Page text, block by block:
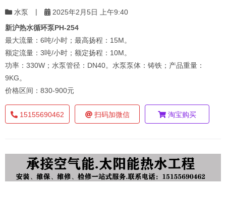
水泵 |
2025年2月5日 上午9:40
新沪热水循环泵PH-254
最大流量：6吨/小时；最高扬程：15M。
额定流量：3吨/小时；额定扬程：10M。
功率：330W；水泵管径：DN40。水泵泵体：铸铁；产品重量：
9KG。
价格区间：830-900元
15155690462 扫码加微信 淘宝购买